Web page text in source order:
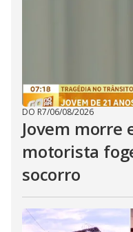
DO R7/06/08/2026
Jovem morre
motorista
socorro